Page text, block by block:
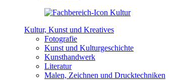
Kultur, Kunst und Kreatives
Fotografie
Kunst und Kulturgeschichte
Kunsthandwerk
Literatur
Malen, Zeichnen und Drucktechniken